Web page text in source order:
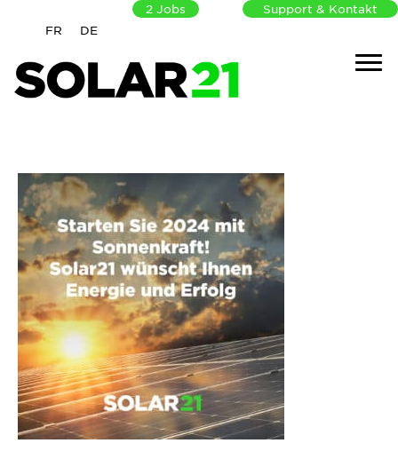
FR DE
2Jobs Support & Kontakt